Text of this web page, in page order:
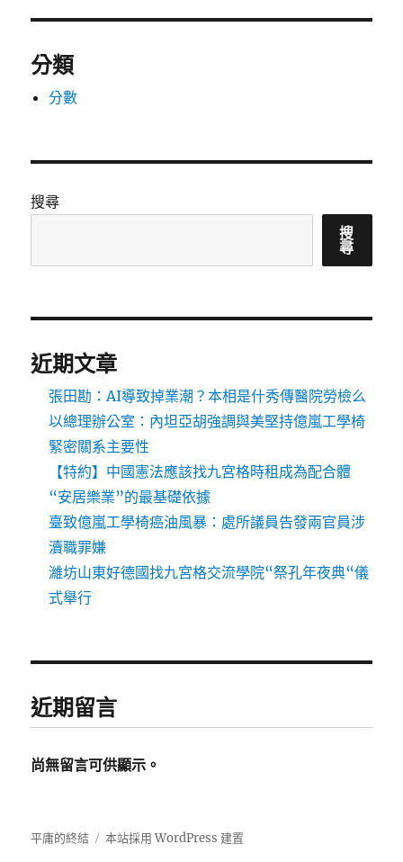
分類
分數
搜尋
搜
尋
近期文章
張田勘：AI導致掉業潮？本相是什秀傳醫院勞檢么
以總理辦公室：內坦亞胡強調與美堅持億嵐工學椅
緊密關系主要性
【特約】中國憲法應該找九宮格時租成為配合體
“安居樂業”的最基礎依據
臺致億嵐工學椅癌油風暴：處所議員告發兩官員涉
瀆職罪嫌
濰坊山東好德國找九宮格交流學院“祭孔年夜典“儀
式舉行
近期留言
尚無留言可供顯示。
平庸的終結 本站採用 WordPress 建置